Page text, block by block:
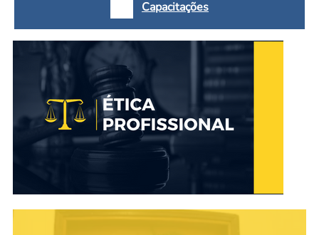
Capacitações